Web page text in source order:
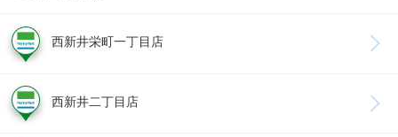
西新井栄町一丁目店
西新井二丁目店